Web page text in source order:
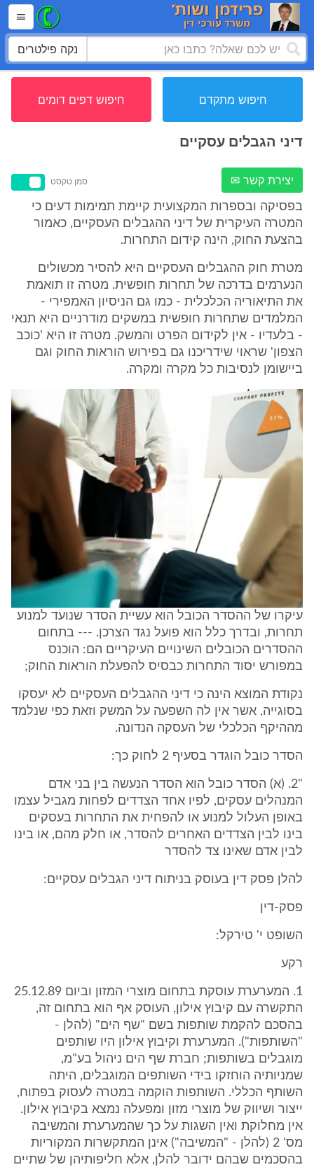
נקה פילטרים
חיפוש מתקדם חיפוש דפים דומים
דיני הגבלים עסקיים
יצירת קשר ✉ סמן טקסט
בפסיקה ובספרות המקצועית קיימת תמימות דעים כי
המטרה העיקרית של דיני ההגבלים העסקיים, כאמור
בהצעת החוק, הינה קידום התחרות.
מטרת חוק ההגבלים העסקיים היא להסיר מכשולים
הנערמים בדרכה של תחרות חופשית. מטרה זו תואמת
את התיאוריה הכלכלית - כמו גם הניסיון האמפירי -
המלמדים שתחרות חופשית במשקים מודרניים היא תנאי
- בלעדיו - אין לקידום הפרט והמשק. מטרה זו היא 'כוכב
הצפון' שראוי שידריכנו גם בפירוש הוראות החוק וגם
ביישומן לנסיבות כל מקרה ומקרה.
עיקרו של ההסדר הכובל הוא עשיית הסדר שנועד למנוע
תחרות, ובדרך כלל הוא פועל נגד הצרכן. --- בתחום
ההסדרים הכובלים השינויים העיקריים הם: הוכנס
במפורש יסוד התחרות כבסיס להפעלת הוראות החוק;
נקודת המוצא הינה כי דיני ההגבלים העסקיים לא יעסקו
בסוגייה, אשר אין לה השפעה על המשק וזאת כפי שנלמד
מההיקף הכלכלי של העסקה הנדונה.
הסדר כובל הוגדר בסעיף 2 לחוק כך:
"2. (א) הסדר כובל הוא הסדר הנעשה בין בני אדם
המנהלים עסקים, לפיו אחד הצדדים לפחות מגביל עצמו
באופן העלול למנוע או להפחית את התחרות בעסקים
בינו לבין הצדדים האחרים להסדר, או חלק מהם, או בינו
לבין אדם שאינו צד להסדר
להלן פסק דין בעוסק בניתוח דיני הגבלים עסקיים:
פסק-דין
השופט י' טירקל:
רקע
1. המערערת עוסקת בתחום מוצרי המזון וביום 25.12.89
התקשרה עם קיבוץ אילון, העוסק אף הוא בתחום זה,
בהסכם להקמת שותפות בשם "שף הים" (להלן -
"השותפות"). המערערת וקיבוץ אילון היו שותפים
מוגבלים בשותפות; חברת שף הים ניהול בע"מ,
שמניותיה הוחזקו בידי השותפים המוגבלים, היתה
השותף הכללי. השותפות הוקמה במטרה לעסוק בפתוח,
ייצור ושיווק של מוצרי מזון ומפעלה נמצא בקיבוץ אילון.
אין מחלוקת ואין השגות על כך שהמערערת והמשיבה
מס' 2 (להלן - "המשיבה") אינן המתקשרות המקוריות
בהסכמים שבהם ידובר להלן, אלא חליפותיהן של שתיים